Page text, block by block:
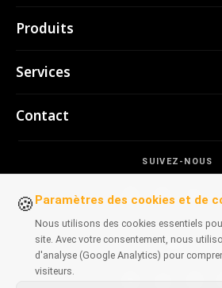
SUIVEZ-NOUS
DISPONIBLE SUR
Services
APPRENTISSAGE
Outils IA
Outils de développement
Tous les articles →
Produits
TubePilot
Toutes les extensions →
Tous les outils →
CosmoLapse
GuitarAtlas
Services
Applications web
Conseil informatique
Portfolio historique
Contact
🍪 Paramètres des cookies et de
Nous utilisons des cookies essentiels
site. Avec votre consentement, nous
d'analyse (Google Analytics) pour
visiteurs.